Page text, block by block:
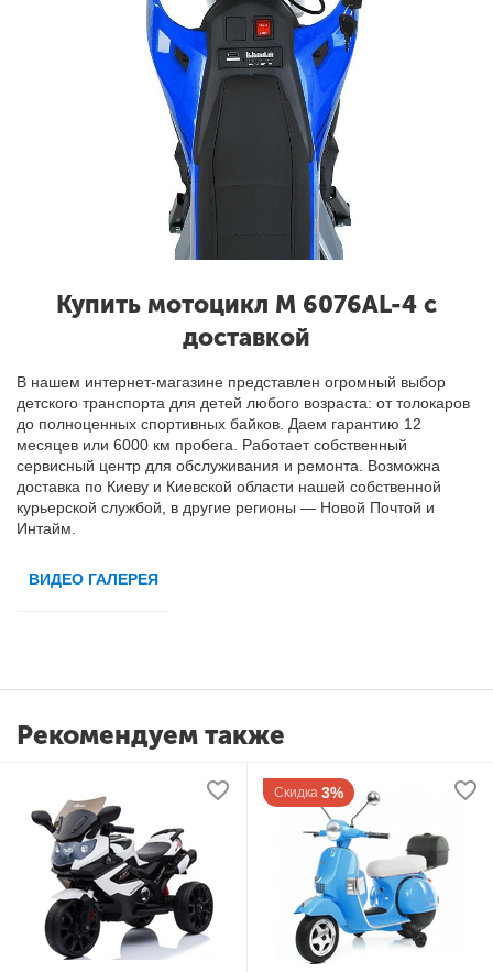
Купить мотоцикл M 6076AL-4 с
доставкой
В нашем интернет-магазине представлен огромный выбор
детского транспорта для детей любого возраста: от толокаров
до полноценных спортивных байков. Даем гарантию 12
месяцев или 6000 км пробега. Работает собственный
сервисный центр для обслуживания и ремонта. Возможна
доставка по Киеву и Киевской области нашей собственной
курьерской службой, в другие регионы — Новой Почтой и
Интайм.
ВИДЕО ГАЛЕРЕЯ
Рекомендуем также
Скидка 3%